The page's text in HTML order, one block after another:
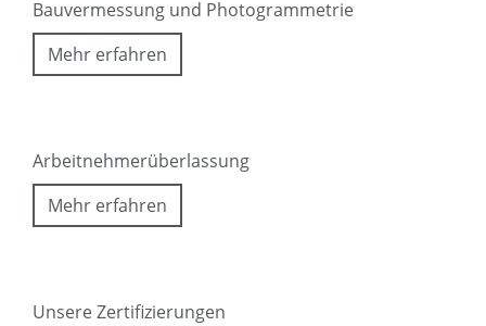
Bauvermessung und Photogrammetrie
Mehr erfahren
Arbeitnehmerüberlassung
Mehr erfahren
Unsere Zertifizierungen